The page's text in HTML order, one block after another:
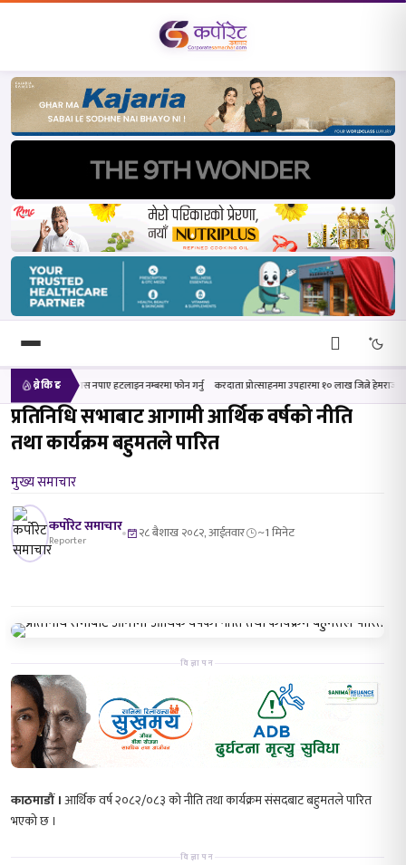
खोज्नुहोस्
ब्रेकिङ
हटलाइन नम्बरमा फोन गर्नु करदाता प्रोत्साहनमा उपहारमा १० लाख जित्ने हेमराज र एक लाख विजेता सपनालाई
प्रतिनिधि सभाबाट आगामी आर्थिक वर्षको नीति
तथा कार्यक्रम बहुमतले पारित
मुख्य समाचार
कर्पोरेट समाचार
Reporter २८ बैशाख २०८२, आईतवार ~1 मिनेट
विज्ञापन
काठमाडौं ।आर्थिक वर्ष २०८२/०८३ को नीति तथा कार्यक्रम संसदबाट बहुमतले पारित
भएको छ ।
विज्ञापन